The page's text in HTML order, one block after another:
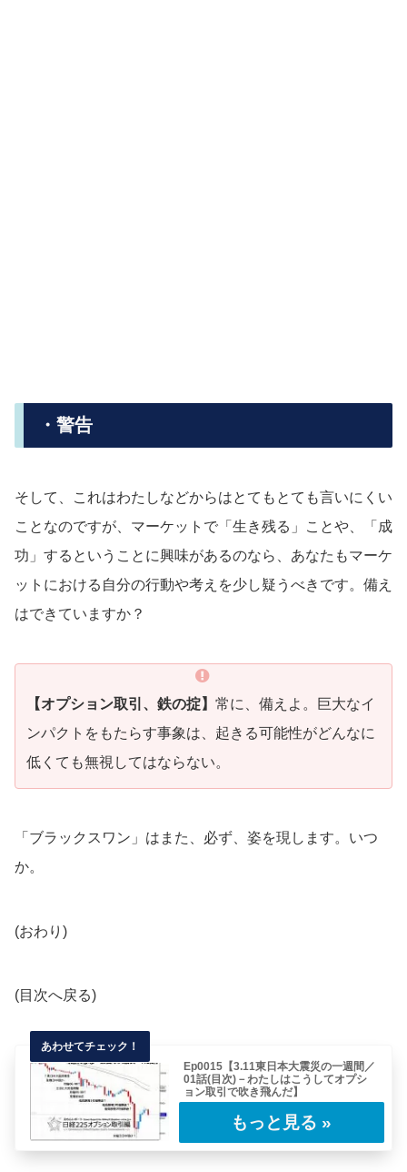
・警告
そして、これはわたしなどからはとてもとても言いにくい
ことなのですが、マーケットで「生き残る」ことや、「成
功」するということに興味があるのなら、あなたもマーケ
ットにおける自分の行動や考えを少し疑うべきです。備え
はできていますか？
【オプション取引、鉄の掟】 常に、備えよ。巨大なイ
ンパクトをもたらす事象は、起きる可能性がどんなに
低くても無視してはならない。
「ブラックスワン」はまた、必ず、姿を現します。いつ
か。
(おわり)
(目次へ戻る)
Ep0015【3.11東日本大震災の一週間／
01話(目次)－わたしはこうしてオプシ
ョン取引で吹き飛んだ】
から連載していくようなレポートを書いていま